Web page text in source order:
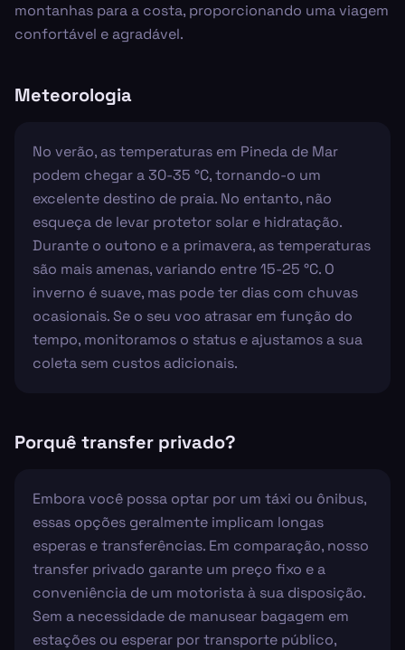
montanhas para a costa, proporcionando uma viagem
confortável e agradável.
Meteorologia
No verão, as temperaturas em Pineda de Mar
podem chegar a 30-35 °C, tornando-o um
excelente destino de praia. No entanto, não
esqueça de levar protetor solar e hidratação.
Durante o outono e a primavera, as temperaturas
são mais amenas, variando entre 15-25 °C. O
inverno é suave, mas pode ter dias com chuvas
ocasionais. Se o seu voo atrasar em função do
tempo, monitoramos o status e ajustamos a sua
coleta sem custos adicionais.
Porquê transfer privado?
Embora você possa optar por um táxi ou ônibus,
essas opções geralmente implicam longas
esperas e transferências. Em comparação, nosso
transfer privado garante um preço fixo e a
conveniência de um motorista à sua disposição.
Sem a necessidade de manusear bagagem em
estações ou esperar por transporte público,